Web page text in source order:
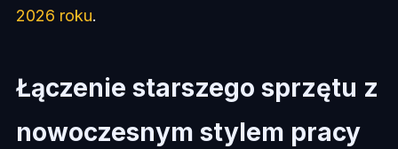
2026 roku.
Łączenie starszego sprzętu z
nowoczesnym stylem pracy